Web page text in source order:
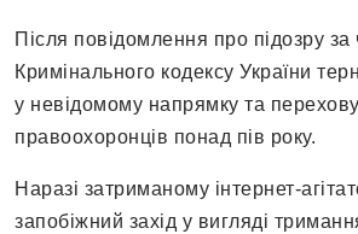
Після повідомлення про підозру за
Кримінального кодексу України
у невідомому напрямку та
правоохоронців понад пів року.
Наразі затриманому інтернет-
запобіжний захід у вигляді